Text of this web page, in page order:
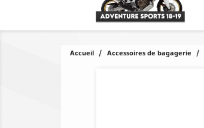
Accueil Accessoires de bagagerie